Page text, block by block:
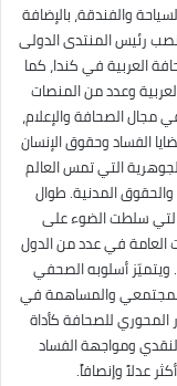
والفندقة، بالإضافة
رئيس المنتدى الدولى
العربية في كندا، كما
وعدد من المنصات
مجال الصحافة والإعلام،
الفساد وحقوق الإنسان
التي تمس العالم
والحقوق المدنية. طوال
التي سلطت الضوء على
العامة في عدد من الدول
ويتميّز أسلوبه الصحفي
المجتمعي والمساهمة في
المحوري للصحافة كأداة
ومواجهة الفساد
عدلاً وإنصافاً.